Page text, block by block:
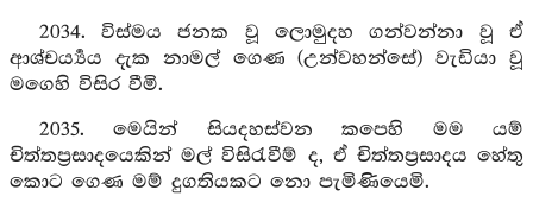
2034. විස්මය ජනක වූ ලොමුදහ ගන්වන්නා වූ ඒ
ආශ්චර්‍ය්‍යය දැක නාමල් ගෙණ (උන්වහන්සේ) වැඩියා වූ
මගෙහි විසිර වීමි.
2035. මෙයින් සියදහස්වන කපෙහි මම යම්
චිත්තප්‍රසාදයෙකින් මල් විසිරැවීම් ද, ඒ චිත්තප්‍රසාදය හේතු
කොට ගෙණ මම් දුගතියකට නො පැමිණියෙමි.